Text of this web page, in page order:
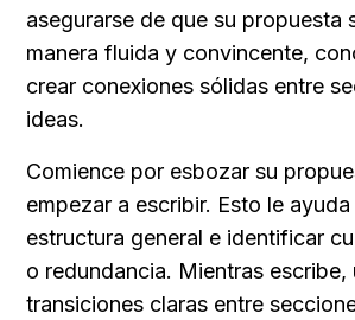
asegurarse de que su propuesta
manera fluida y convincente,
crear conexiones sólidas entre
ideas.
Comience por esbozar su
empezar a escribir. Esto le
estructura general e identificar
o redundancia. Mientras escribe,
transiciones claras entre